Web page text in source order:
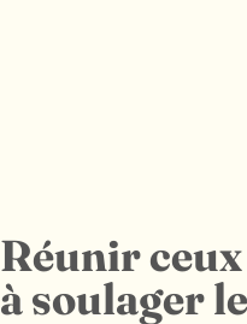
Réunir
à soulager